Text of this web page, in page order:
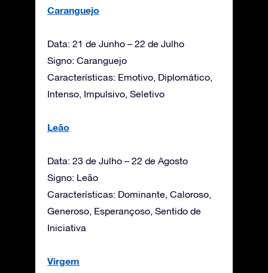
Caranguejo
Data: 21 de Junho – 22 de Julho
Signo: Caranguejo
Características: Emotivo, Diplomático,
Intenso, Impulsivo, Seletivo
Leão
Data: 23 de Julho – 22 de Agosto
Signo: Leão
Características: Dominante, Caloroso,
Generoso, Esperançoso, Sentido de
Iniciativa
Virgem